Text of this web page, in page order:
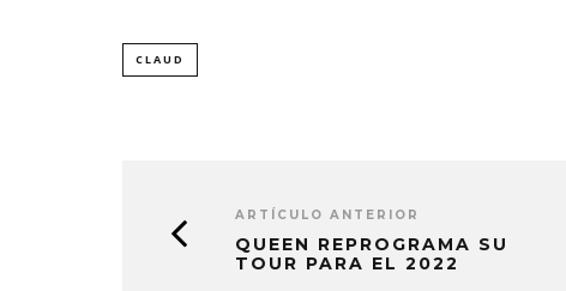
CLAUD
ARTÍCULO ANTERIOR
QUEEN REPROGRAMA SU
TOUR PARA EL 2022